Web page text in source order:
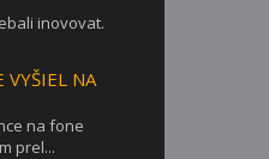
inovovat.
VYŠIEL NA
na fone
prel...